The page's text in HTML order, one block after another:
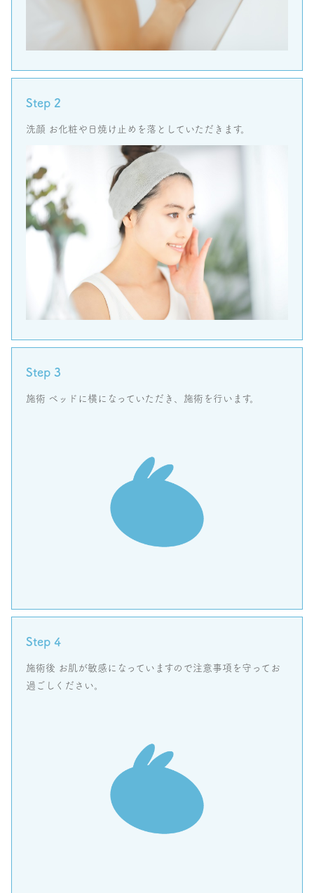
Step 2
洗顔 お化粧や日焼け止めを落としていただきます。
Step 3
施術 ベッドに横になっていただき、施術を行います。
Step 4
施術後 お肌が敏感になっていますので注意事項を守ってお
過ごしください。